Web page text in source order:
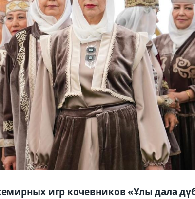
игр кочевников «Ұлы дала